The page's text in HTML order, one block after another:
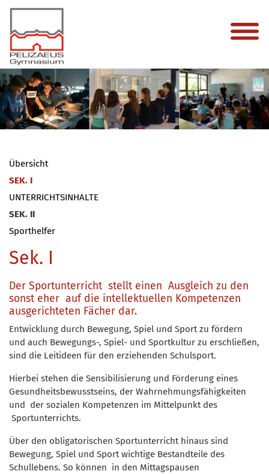
Übersicht
SEK. I
UNTERRICHTSINHALTE
SEK. II
Sporthelfer
Sek. I
Der Sportunterricht stellt einen Ausgleich zu den
sonst eher auf die intellektuellen Kompetenzen
ausgerichteten Fächer dar.
Entwicklung durch Bewegung, Spiel und Sport zu fördern
und auch Bewegungs-, Spiel- und Sportkultur zu erschließen,
sind die Leitideen für den erziehenden Schulsport.
Hierbei stehen die Sensibilisierung und Förderung eines
Gesundheitsbewusstseins, der Wahrnehmungsfähigkeiten
und der sozialen Kompetenzen im Mittelpunkt des
Sportunterrichts.
Über den obligatorischen Sportunterricht hinaus sind
Bewegung, Spiel und Sport wichtige Bestandteile des
Schullebens. So können in den Mittagspausen